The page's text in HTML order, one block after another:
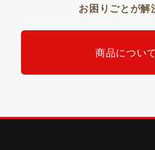
お困りごとが解
商品について